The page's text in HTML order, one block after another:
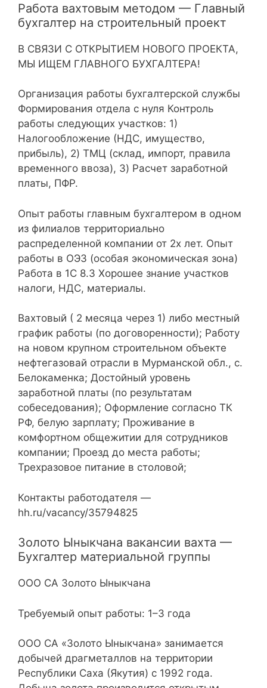
Работа вахтовым методом — Главный
бухгалтер на строительный проект
В СВЯЗИ С ОТКРЫТИЕМ НОВОГО ПРОЕКТА,
МЫ ИЩЕМ ГЛАВНОГО БУХГАЛТЕРА!
Организация работы бухгалтерской службы
Формирования отдела с нуля Контроль
работы следующих участков: 1)
Налогообложение (НДС, имущество,
прибыль), 2) ТМЦ (склад, импорт, правила
временного ввоза), 3) Расчет заработной
платы, ПФР.
Опыт работы главным бухгалтером в одном
из филиалов территориально
распределенной компании от 2х лет. Опыт
работы в ОЭЗ (особая экономическая зона)
Работа в 1С 8.3 Хорошее знание участков
налоги, НДС, материалы.
Вахтовый ( 2 месяца через 1) либо местный
график работы (по договоренности); Работу
на новом крупном строительном объекте
нефтегазовай отрасли в Мурманской обл., с.
Белокаменка; Достойный уровень
заработной платы (по результатам
собеседования); Оформление согласно ТК
РФ, белую зарплату; Проживание в
комфортном общежитии для сотрудников
компании; Проезд до места работы;
Трехразовое питание в столовой;
Контакты работодателя —
hh.ru/vacancy/35794825
Золото Ыныкчана вакансии вахта —
Бухгалтер материальной группы
ООО СА Золото Ыныкчана
Требуемый опыт работы: 1–3 года
ООО СА «Золото Ыныкчана» занимается
добычей драгметаллов на территории
Республики Саха (Якутия) с 1992 года.